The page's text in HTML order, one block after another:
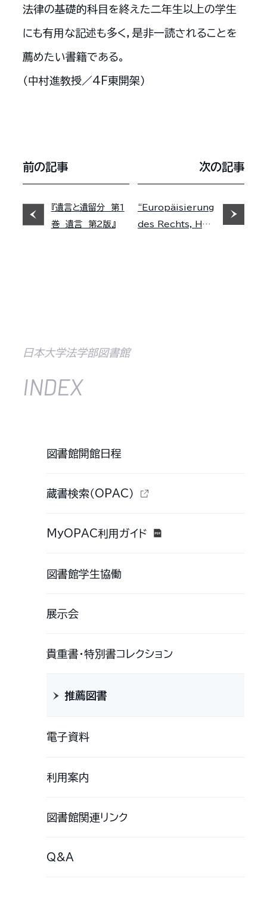
法律の基礎的科目を終えた二年生以上の学生
にも有用な記述も多く，是非一読されることを
薦めたい書籍である。
（中村進教授／4F東開架）
前の記事
『遺言と遺留分 第1
巻 遺言 第2版』
次の記事
“Europäisierung
des Rechts, Her
日本大学法学部図書館
INDEX
図書館開館日程
蔵書検索（OPAC）
MyOPAC利用ガイド
図書館学生協働
展示会
貴重書・特別書コレクション
推薦図書
電子資料
利用案内
図書館関連リンク
Q&A